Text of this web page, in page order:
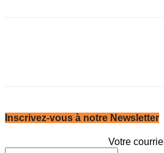
Inscrivez-vous à notre Newsletter
Votre courriel